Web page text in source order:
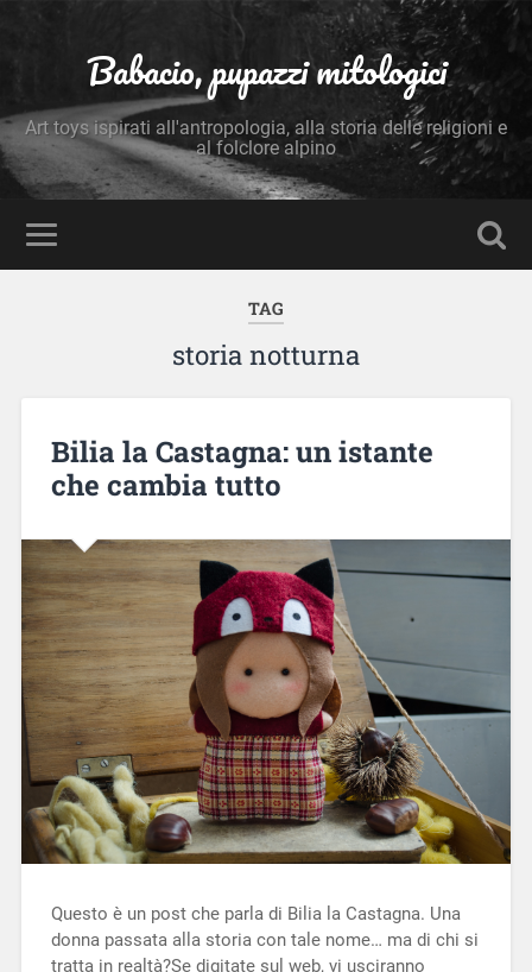
Babacio, pupazzi mitologici
Art toys ispirati all'antropologia, alla storia delle religioni e
al folclore alpino
TAG
storia notturna
Bilia la Castagna: un istante
che cambia tutto
Questo è un post che parla di Bilia la Castagna. Una
donna passata alla storia con tale nome… ma di chi si
tratta in realtà?Se digitate sul web, vi usciranno